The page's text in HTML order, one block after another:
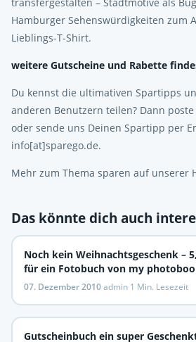
Hamburger Sehenswürdigkeiten zum
Lieblings-T-Shirt.
weitere Gutscheine und Rabette
Du kennst die ultimativen Spartipps
anderen Benutzern teilen? Dann poste
oder sende uns Deinen Spartipp per
info[at]sparego.de.
Mehr zum Thema sparen auf unserer
Das könnte dich auch
Noch kein Weihnachtsgeschenk –
für ein Fotobuch von my
07. Dezember 2010·admin·1 Min. Lesezeit
Gutscheinbuch ein super